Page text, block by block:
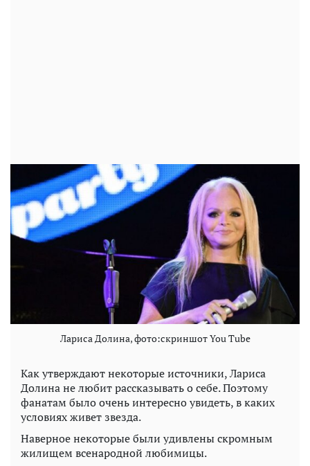
Лариса Долина, фото:скриншот You Tube
Как утверждают некоторые источники, Лариса
Долина не любит рассказывать о себе. Поэтому
фанатам было очень интересно увидеть, в каких
условиях живет звезда.
Наверное некоторые были удивлены скромным
жилищем всенародной любимицы.